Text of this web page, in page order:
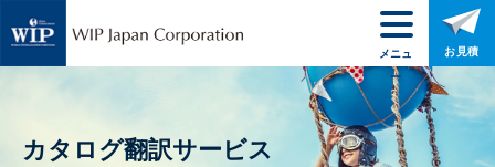
カタログ翻訳サービス
メニュ
ー
お見積